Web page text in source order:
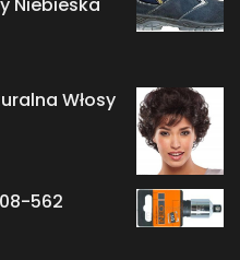
Włosy
562